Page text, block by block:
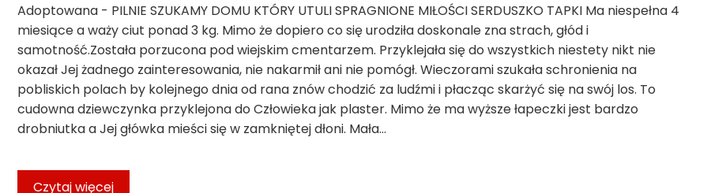
Adoptowana - PILNIE SZUKAMY DOMU KTÓRY UTULI SPRAGNIONE MIŁOŚCI SERDUSZKO TAPKI Ma niespełna 4
miesiące a waży ciut ponad 3 kg. Mimo że dopiero co się urodziła doskonale zna strach, głód i
samotność.Została porzucona pod wiejskim cmentarzem. Przyklejała się do wszystkich niestety nikt nie
okazał Jej żadnego zainteresowania, nie nakarmił ani nie pomógł. Wieczorami szukała schronienia na
pobliskich polach by kolejnego dnia od rana znów chodzić za ludźmi i płacząc skarżyć się na swój los. To
cudowna dziewczynka przyklejona do Człowieka jak plaster. Mimo że ma wyższe łapeczki jest bardzo
drobniutka a Jej główka mieści się w zamkniętej dłoni. Mała…
Czytaj więcej